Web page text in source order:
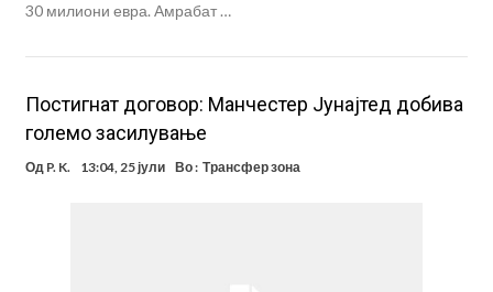
30 милиони евра. Амрабат …
Постигнат договор: Манчестер Јунајтед добива
големо засилување
Од P. K. 13:04, 25 јули Во : Трансфер зона